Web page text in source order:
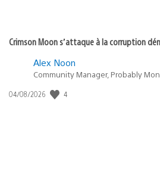
Crimson Moon s’attaque à la corruption
Alex Noon
Community Manager, Probably
Date
04/08/2026 4